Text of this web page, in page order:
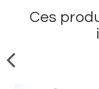
Ces